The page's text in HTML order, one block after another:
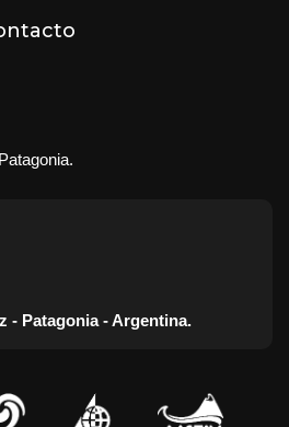
- Patagonia - Argentina.